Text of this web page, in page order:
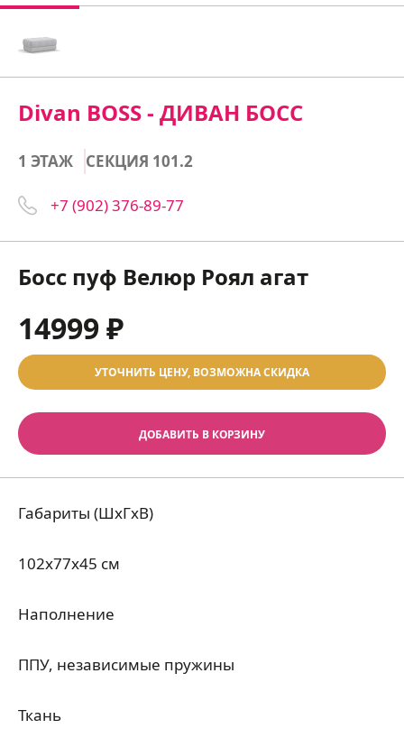
Divan BOSS - ДИВАН БОСС
1 ЭТАЖ СЕКЦИЯ 101.2
+7 (902) 376-89-77
Босс пуф Велюр Роял агат
14999 ₽
УТОЧНИТЬ ЦЕНУ, ВОЗМОЖНА СКИДКА
ДОБАВИТЬ В КОРЗИНУ
Габариты (ШхГхВ)
102x77x45 см
Наполнение
ППУ, независимые пружины
Ткань